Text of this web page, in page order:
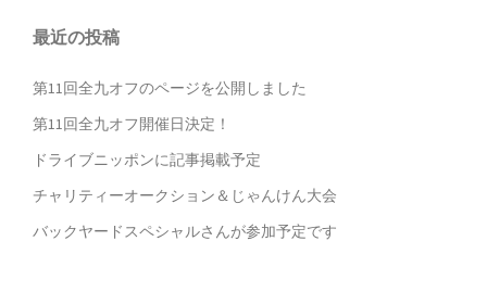
ゲ
ー
ョ
最近の投稿
第11回全九オフのページを公開しました
第11回全九オフ開催日決定！
ドライブニッポンに記事掲載予定
チャリティーオークション＆じゃんけん大会
バックヤードスペシャルさんが参加予定です